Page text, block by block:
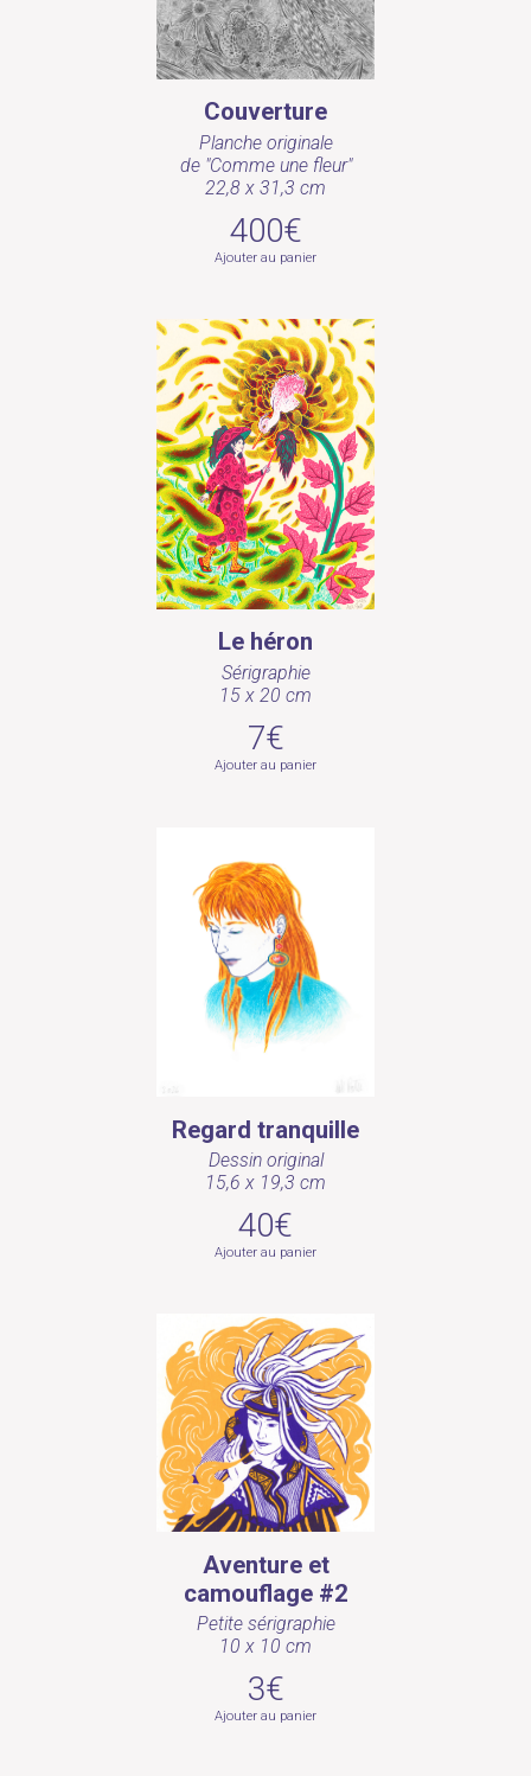
Couverture
Planche originale
de "Comme une fleur"
22,8 x 31,3 cm
400€
Ajouter au panier
Le héron
Sérigraphie
15 x 20 cm
7€
Ajouter au panier
Regard tranquille
Dessin original
15,6 x 19,3 cm
40€
Ajouter au panier
Aventure et
camouflage #2
Petite sérigraphie
10 x 10 cm
3€
Ajouter au panier